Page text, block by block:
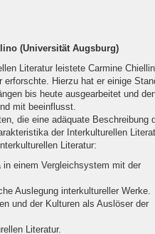
(Universität Augsburg)
Literatur leistete Carmine
Hierzu hat er einige
bis heute ausgearbeitet und
mit beeinflusst.
die eine adäquate Beschreibung
der Interkulturellen
Literatur:
einem Vergleichsystem mit der
Auslegung interkultureller Werke.
und der Kulturen als Auslöser der
Literatur.